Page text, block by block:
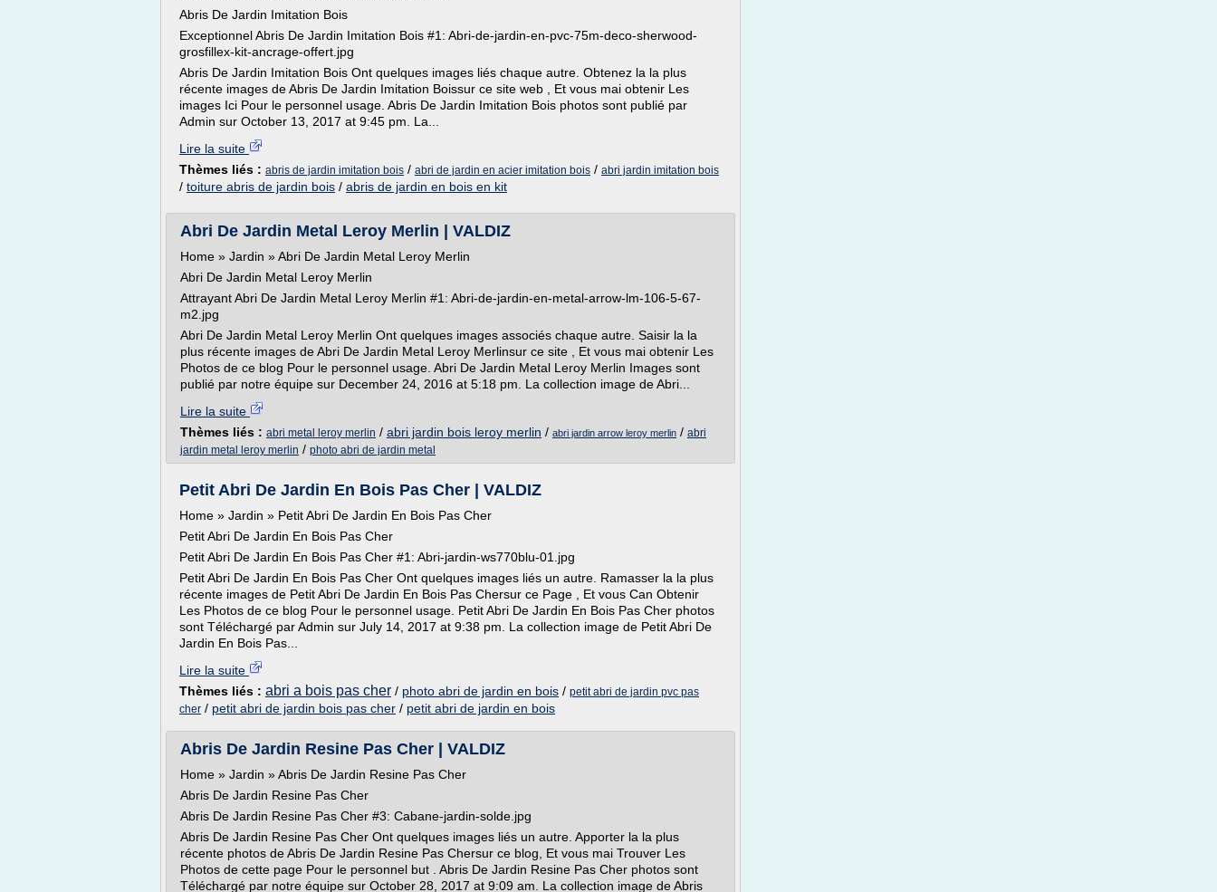
Abris De Jardin Imitation Bois
Exceptionnel Abris De Jardin Imitation Bois #1: Abri-de-jardin-en-pvc-75m-deco-sherwood-
grosfillex-kit-ancrage-offert.jpg
Abris De Jardin Imitation Bois Ont quelques images liés chaque autre. Obtenez la la plus
récente images de Abris De Jardin Imitation Boissur ce site web , Et vous mai obtenir Les
images Ici Pour le personnel usage. Abris De Jardin Imitation Bois photos sont publié par
Admin sur October 13, 2017 at 9:45 pm. La...
Lire la suite
Thèmes liés : abris de jardin imitation bois / abri de jardin en acier imitation bois / abri jardin imitation bois
/ toiture abris de jardin bois / abris de jardin en bois en kit
Abri De Jardin Metal Leroy Merlin | VALDIZ
Home » Jardin » Abri De Jardin Metal Leroy Merlin
Abri De Jardin Metal Leroy Merlin
Attrayant Abri De Jardin Metal Leroy Merlin #1: Abri-de-jardin-en-metal-arrow-lm-106-5-67-
m2.jpg
Abri De Jardin Metal Leroy Merlin Ont quelques images associés chaque autre. Saisir la la
plus récente images de Abri De Jardin Metal Leroy Merlinsur ce site , Et vous mai obtenir Les
Photos de ce blog Pour le personnel usage. Abri De Jardin Metal Leroy Merlin Images sont
publié par notre équipe sur December 24, 2016 at 5:18 pm. La collection image de Abri...
Lire la suite
Thèmes liés : abri metal leroy merlin / abri jardin bois leroy merlin / abri jardin arrow leroy merlin / abri
jardin metal leroy merlin / photo abri de jardin metal
Petit Abri De Jardin En Bois Pas Cher | VALDIZ
Home » Jardin » Petit Abri De Jardin En Bois Pas Cher
Petit Abri De Jardin En Bois Pas Cher
Petit Abri De Jardin En Bois Pas Cher #1: Abri-jardin-ws770blu-01.jpg
Petit Abri De Jardin En Bois Pas Cher Ont quelques images liés un autre. Ramasser la la plus
récente images de Petit Abri De Jardin En Bois Pas Chersur ce Page , Et vous Can Obtenir
Les Photos de ce blog Pour le personnel usage. Petit Abri De Jardin En Bois Pas Cher photos
sont Téléchargé par Admin sur July 14, 2017 at 9:38 pm. La collection image de Petit Abri De
Jardin En Bois Pas...
Lire la suite
Thèmes liés : abri a bois pas cher / photo abri de jardin en bois / petit abri de jardin pvc pas
cher / petit abri de jardin bois pas cher / petit abri de jardin en bois
Abris De Jardin Resine Pas Cher | VALDIZ
Home » Jardin » Abris De Jardin Resine Pas Cher
Abris De Jardin Resine Pas Cher
Abris De Jardin Resine Pas Cher #3: Cabane-jardin-solde.jpg
Abris De Jardin Resine Pas Cher Ont quelques images liés un autre. Apporter la la plus
récente photos de Abris De Jardin Resine Pas Chersur ce blog, Et vous mai Trouver Les
Photos de cette page Pour le personnel but . Abris De Jardin Resine Pas Cher photos sont
Téléchargé par notre équipe sur October 28, 2017 at 9:09 am. La collection image de Abris